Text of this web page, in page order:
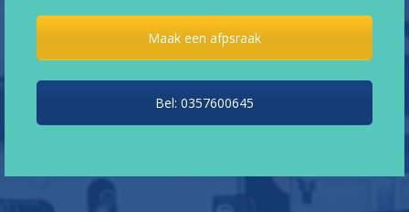
Maak een afpsraak
Bel: 0357600645